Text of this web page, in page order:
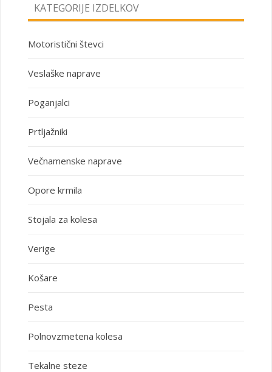
KATEGORIJE IZDELKOV
Motoristični števci
Veslaške naprave
Poganjalci
Prtljažniki
Večnamenske naprave
Opore krmila
Stojala za kolesa
Verige
Košare
Pesta
Polnovzmetena kolesa
Tekalne steze